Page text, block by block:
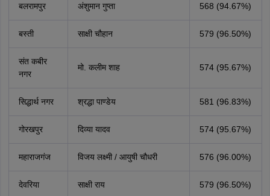
बलरामपुर अंशुमान गुप्ता 568 (94.67%)
बस्ती साक्षी चौहान 579 (96.50%)
संत कबीर
नगर
मो. कलीम शाह 574 (95.67%)
सिद्धार्थ नगर श्रद्धा पाण्डेय 581 (96.83%)
गोरखपुर दिव्या यादव 574 (95.67%)
महाराजगंज विजय लक्ष्मी / आयुषी चौधरी 576 (96.00%)
देवरिया साक्षी राय 579 (96.50%)